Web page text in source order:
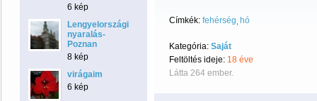
6 kép
Lengyelországi
nyaralás-
Poznan
8 kép
virágaim
6 kép
Címkék: fehérség hó
Kategória: Saját
Feltöltés ideje: 18 éve
Látta 264 ember.